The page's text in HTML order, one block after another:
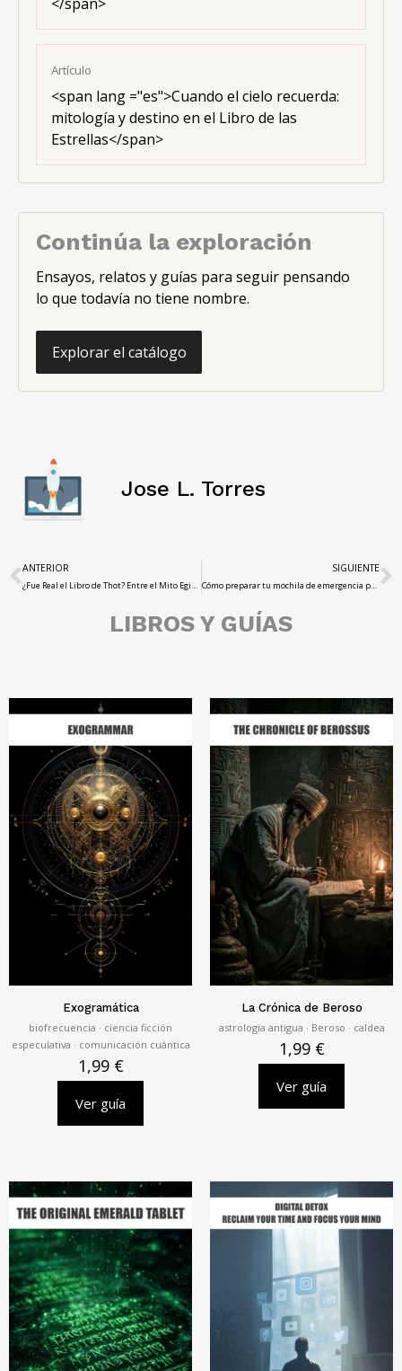
Artículo
<span lang ="es">Cuando el cielo recuerda:
mitología y destino en el Libro de las
Estrellas</span>
Continúa la exploración
Ensayos, relatos y guías para seguir pensando
lo que todavía no tiene nombre.
Explorar el catálogo
Jose L. Torres
ANTERIOR
¿Fue Real el Libro de Thot? Entre el Mito Egipcio y la Tradición Hermética
SIGUIENTE
Cómo preparar tu mochila de emergencia para un apagón (incluye checklist)
LIBROS Y GUÍAS
Exogramática
biofrecuencia · ciencia ficción
especulativa · comunicación cuántica
1,99 €
Ver guía
La Crónica de Beroso
astrología antigua · Beroso · caldea
1,99 €
Ver guía